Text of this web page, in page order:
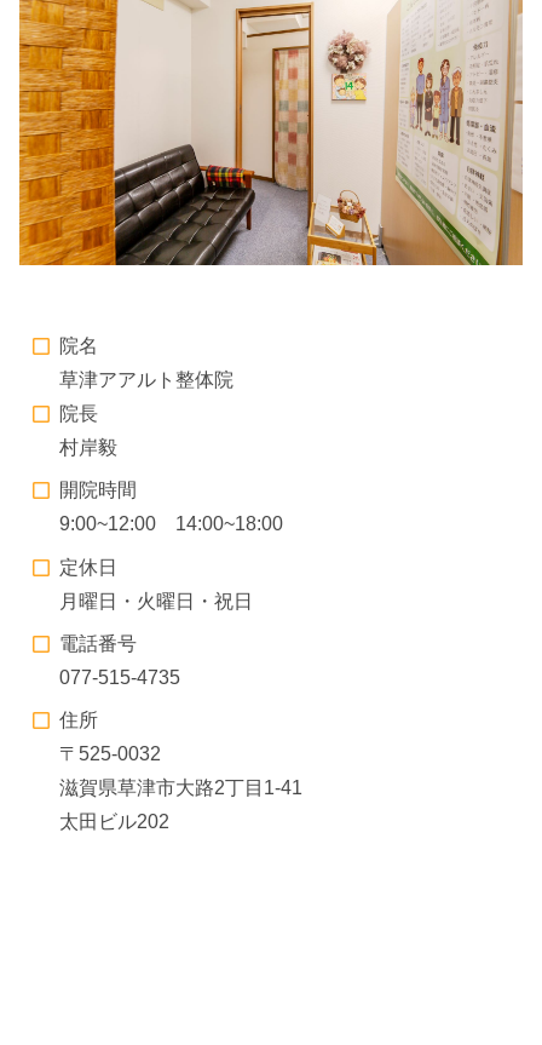
院名
草津アアルト整体院
院長
村岸毅
開院時間
9:00~12:00 14:00~18:00
定休日
月曜日・火曜日・祝日
電話番号
077-515-4735
住所
〒525-0032
滋賀県草津市大路2丁目1-41
太田ビル202